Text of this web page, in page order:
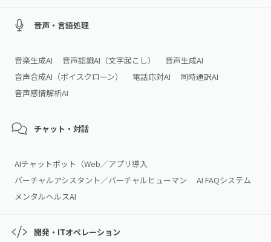
音声・言語処理
音楽生成AI 音声認識AI（文字起こし）
音声生成AI
音声合成AI（ボイスクローン）
電話応対AI
同時通訳AI
音声感情解析AI
チャット・対話
AIチャットボット（Web／アプリ導入
バーチャルアシスタント／バーチャルヒューマン
AI FAQシステム
メンタルヘルスAI
開発・ITオペレーション